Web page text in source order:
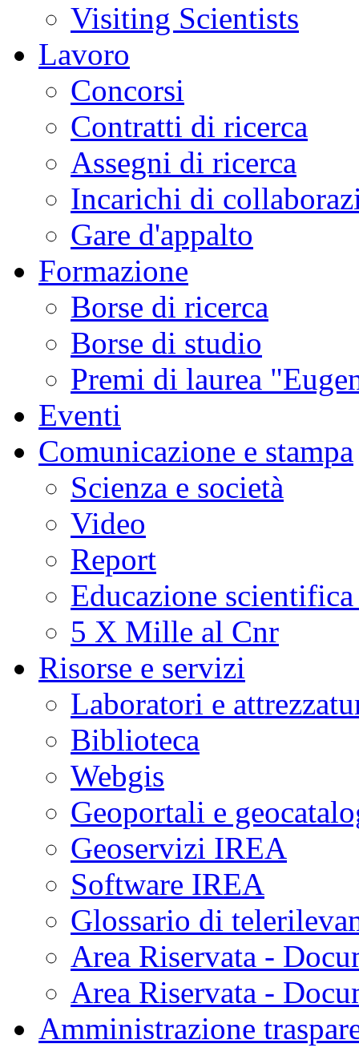
Visiting Scientists
Lavoro
Concorsi
Contratti di ricerca
Assegni di ricerca
Incarichi di
Gare d'appalto
Formazione
Borse di ricerca
Borse di studio
Premi di laurea
Eventi
Comunicazione e stampa
Scienza e società
Video
Report
Educazione
5 X Mille al Cnr
Risorse e servizi
Laboratori e
Biblioteca
Webgis
Geoportali e
Geoservizi IREA
Software IREA
Glossario di
Area Riservata -
Area Riservata -
Amministrazione